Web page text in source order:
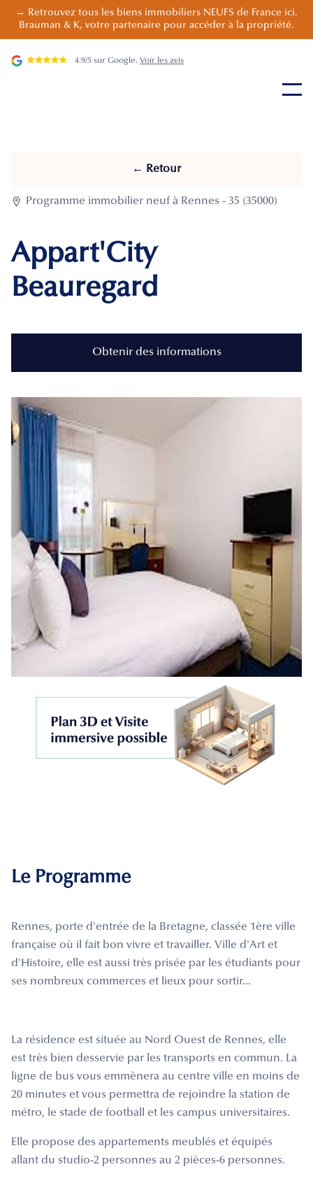
→ Retrouvez tous les biens immobiliers NEUFS de France ici.
Brauman & K, votre partenaire pour accéder à la propriété.
4.9/5 sur Google. Voir les avis
← Retour
 Programme immobilier neuf à Rennes - 35 (35000)
Appart'City
Beauregard
Obtenir des informations
Le Programme
Rennes, porte d'entrée de la Bretagne, classée 1ère ville
française où il fait bon vivre et travailler. Ville d'Art et
d'Histoire, elle est aussi très prisée par les étudiants pour
ses nombreux commerces et lieux pour sortir...
La résidence est située au Nord Ouest de Rennes, elle
est très bien desservie par les transports en commun. La
ligne de bus vous emmènera au centre ville en moins de
20 minutes et vous permettra de rejoindre la station de
métro, le stade de football et les campus universitaires.
Elle propose des appartements meublés et équipés
allant du studio-2 personnes au 2 pièces-6 personnes.